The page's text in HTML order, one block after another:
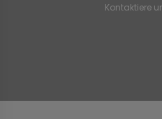
Kontaktiere